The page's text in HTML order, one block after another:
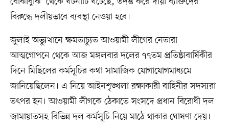
বিরুদ্ধে দলীয়ভাবে ব্যবস্থা নেওয়া হবে।
জুলাই অভ্যুত্থানে ক্ষমতাচ্যুত আওয়ামী লীগের নেতারা
আত্মগোপনে থেকে আজ মঙ্গলবার দলের ৭৭তম প্রতিষ্ঠাবার্ষিকীর
দিনে মিছিলের কর্মসূচির কথা সামাজিক যোগাযোগমাধ্যমে
জানিয়েছিলেন। এ নিয়ে আইনশৃঙ্খলা রক্ষাকারী বাহিনীর সদস্যরা
তৎপর হন। আওয়ামী লীগকে ঠেকাতে সংসদে প্রধান বিরোধী দল
জামায়াতসহ বিভিন্ন দল কর্মসূচি নিয়ে মাঠে থাকার ঘোষণা দেয়।